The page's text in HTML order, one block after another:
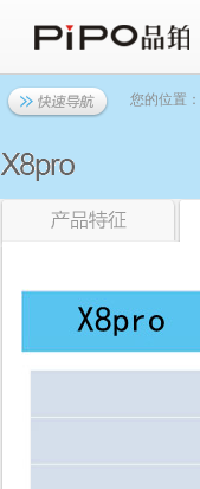
您的位置：